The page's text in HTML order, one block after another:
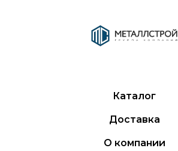
Каталог
Доставка
О компании